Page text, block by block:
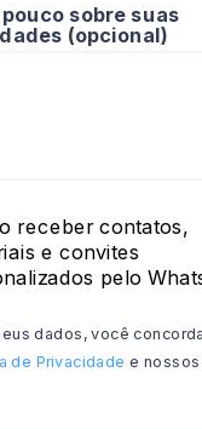
sobre suas
(opcional)
receber contatos,
e convites
pelo
dados, você
de Privacidade e nossos